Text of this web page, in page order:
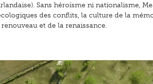
Sans héroïsme ni nationalisme,
des conflits, la culture de la
et de la renaissance.